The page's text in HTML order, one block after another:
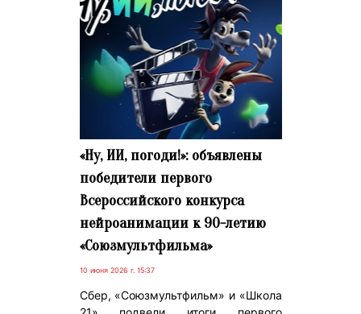
«Ну, ИИ, погоди!»: объявлены
победители первого
Всероссийского конкурса
нейроанимации к 90-летию
«Союзмультфильма»
10 июня 2026 г. 15:37
Сбер, «Союзмультфильм» и «Школа